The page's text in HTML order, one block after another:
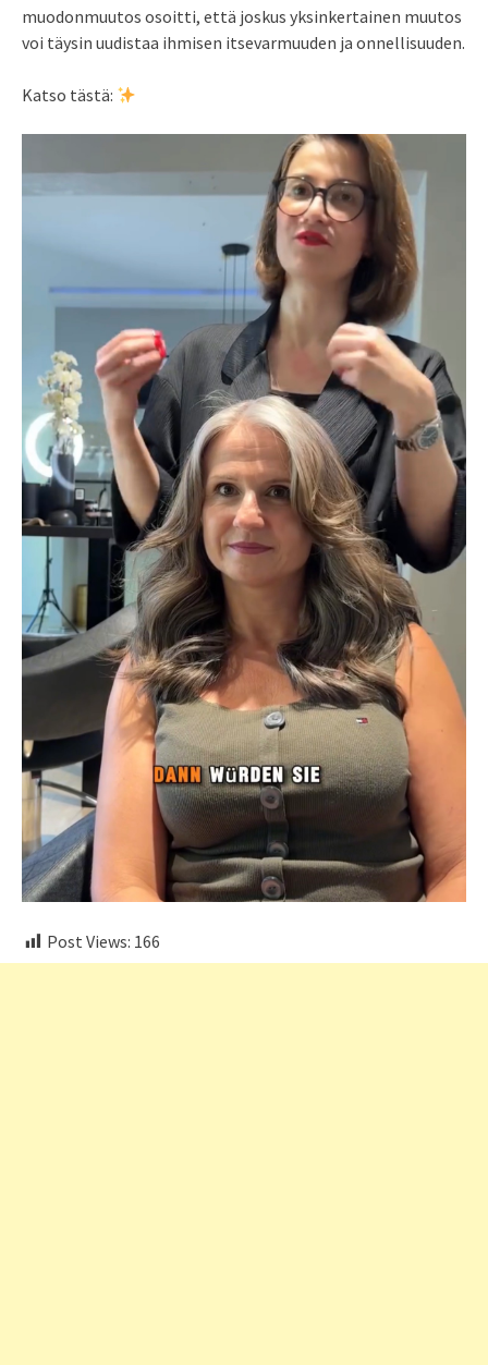
muodonmuutos osoitti, että joskus yksinkertainen muutos
voi täysin uudistaa ihmisen itsevarmuuden ja onnellisuuden.
Katso tästä:
Post Views: 166